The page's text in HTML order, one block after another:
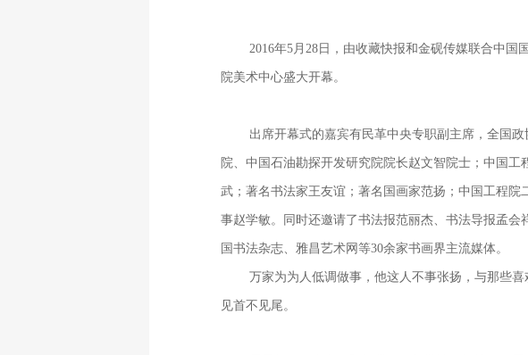
2016年5月 28 日，由收藏快报和金砚传媒联合中国
院美术中心盛大开幕。
出席开幕式的嘉宾有民革中央专职副主席，全国
院、中国石油勘探开发研究院院长赵文智院士；中国
武；著名书法家王友谊；著名国画家范扬；中国工程
事赵学敏。同时还邀请了书法报范丽杰、书法导报孟
国书法杂志、雅昌艺术网等30余家书画界主流媒体。
万家为为人低调做事，他这人不事张扬，与那些
见首不见尾。